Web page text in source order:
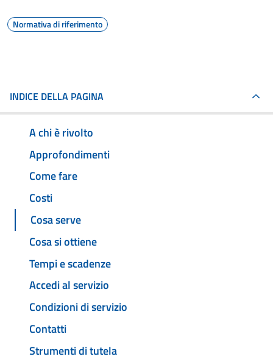
Normativa di riferimento
INDICE DELLA PAGINA
A chi è rivolto
Approfondimenti
Come fare
Costi
Cosa serve
Cosa si ottiene
Tempi e scadenze
Accedi al servizio
Condizioni di servizio
Contatti
Strumenti di tutela